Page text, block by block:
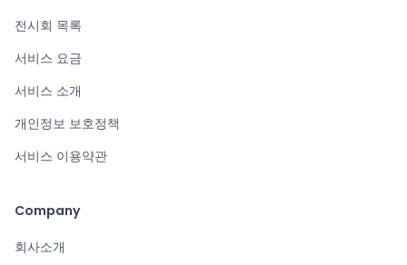
전시회 목록
서비스 요금
서비스 소개
개인정보 보호정책
서비스 이용약관
Company
회사소개